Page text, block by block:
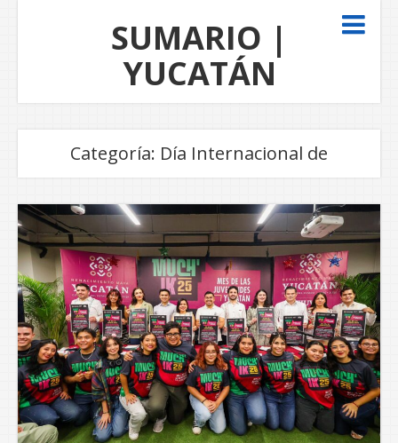
SUMARIO |
YUCATÁN
Categoría: Día Internacional de